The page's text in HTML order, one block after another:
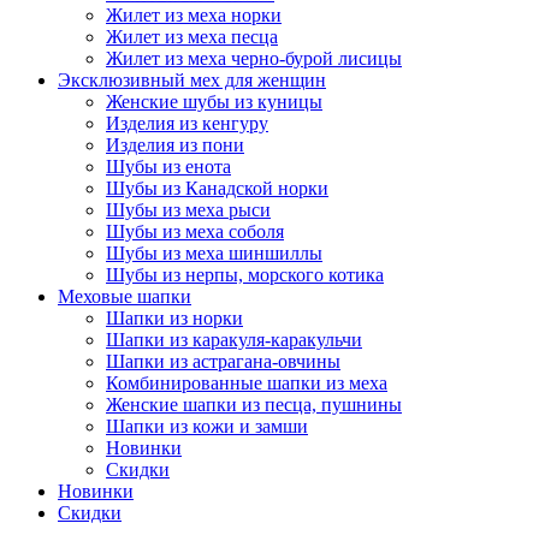
Жилет из меха норки
Жилет из меха песца
Жилет из меха черно-бурой лисицы
Эксклюзивный мех для женщин
Женские шубы из куницы
Изделия из кенгуру
Изделия из пони
Шубы из енота
Шубы из Канадской норки
Шубы из меха рыси
Шубы из меха соболя
Шубы из меха шиншиллы
Шубы из нерпы, морского котика
Меховые шапки
Шапки из норки
Шапки из каракуля-каракульчи
Шапки из астрагана-овчины
Комбинированные шапки из меха
Женские шапки из песца, пушнины
Шапки из кожи и замши
Новинки
Скидки
Новинки
Скидки